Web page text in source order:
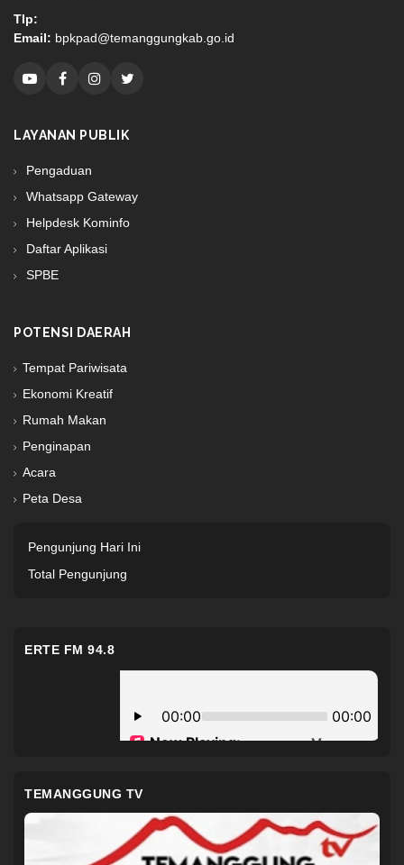
Tlp:
Email: bpkpad@temanggungkab.go.id
LAYANAN PUBLIK
Pengaduan
Whatsapp Gateway
Helpdesk Kominfo
Daftar Aplikasi
SPBE
POTENSI DAERAH
Tempat Pariwisata
Ekonomi Kreatif
Rumah Makan
Penginapan
Acara
Peta Desa
Pengunjung Hari Ini
Total Pengunjung
ERTE FM 94.8
TEMANGGUNG TV